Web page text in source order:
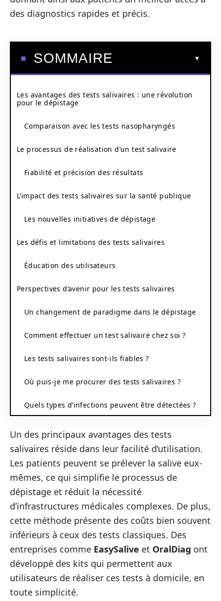
des diagnostics rapides et précis.
SOMMAIRE
Les avantages des tests salivaires : une révolution
pour le dépistage
Comparaison avec les tests nasopharyngés
Le processus de réalisation d’un test salivaire
Fiabilité et précision des résultats
L’impact des tests salivaires sur la santé publique
Les nouvelles initiatives de dépistage
Les défis et limitations des tests salivaires
Éducation des utilisateurs
Perspectives d’avenir pour les tests salivaires
Un changement de paradigme dans le dépistage
Comment effectuer un test salivaire chez soi ?
Les tests salivaires sont-ils fiables ?
Où puis-je me procurer des tests salivaires ?
Quels types d’infections peuvent être détectées ?
Un des principaux avantages des tests
salivaires réside dans leur facilité d’utilisation.
Les patients peuvent se prélever la salive eux-
mêmes, ce qui simplifie le processus de
dépistage et réduit la nécessité
d’infrastructures médicales complexes. De plus,
cette méthode présente des coûts bien souvent
inférieurs à ceux des tests classiques. Des
entreprises comme EasySalive et OralDiag ont
développé des kits qui permettent aux
utilisateurs de réaliser ces tests à domicile, en
toute simplicité.